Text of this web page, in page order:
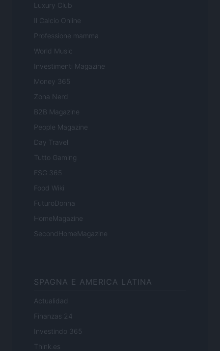
Luxury Club
Il Calcio Online
Professione mamma
World Music
Investimenti Magazine
Money 365
Zona Nerd
B2B Magazine
People Magazine
Day Travel
Tutto Gaming
ESG 365
Food Wiki
FuturoDonna
HomeMagazine
SecondHomeMagazine
SPAGNA E AMERICA LATINA
Actualidad
Finanzas 24
Investindo 365
Think.es